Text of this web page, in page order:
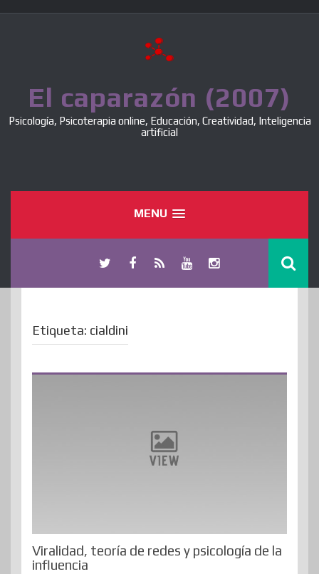
El caparazón (2007)
Psicología, Psicoterapia online, Educación, Creatividad, Inteligencia
artificial
MENU
Etiqueta: cialdini
Viralidad, teoría de redes y psicología de la
influencia